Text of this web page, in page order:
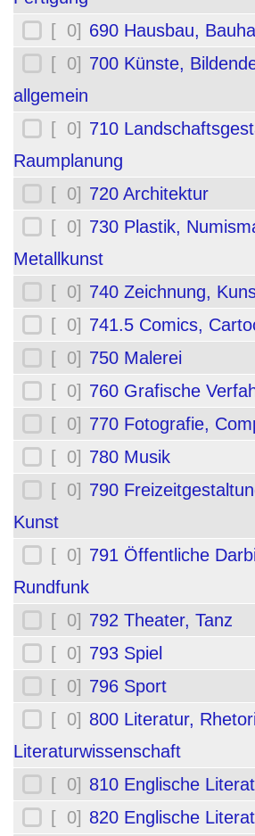
[ 0] 690 Hausbau,
[ 0] 700 Künste,
allgemein
[ 0] 710
Raumplanung
[ 0] 720 Architektur
[ 0] 730 Plastik,
Metallkunst
[ 0] 740 Zeichnung,
[ 0] 741.5 Comics,
[ 0] 750 Malerei
[ 0] 760 Grafische
[ 0] 770 Fotografie,
[ 0] 780 Musik
[ 0] 790
Kunst
[ 0] 791 Öffentliche
Rundfunk
[ 0] 792 Theater, Tanz
[ 0] 793 Spiel
[ 0] 796 Sport
[ 0] 800 Literatur,
Literaturwissenschaft
[ 0] 810 Englische
[ 0] 820 Englische